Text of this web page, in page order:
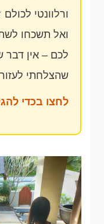
ורלוונטי לכולם
ואל תשכחו
לכם – אין
שהצלחתי
לחצו בכדי